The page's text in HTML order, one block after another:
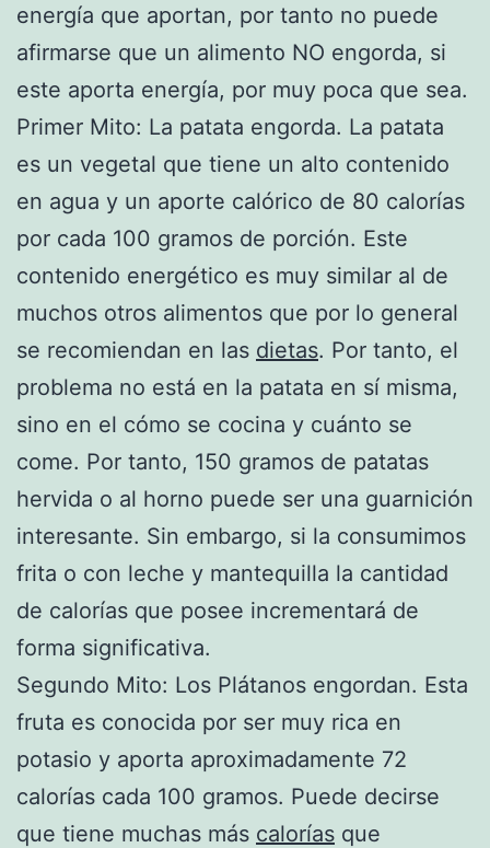
energía que aportan, por tanto no puede
afirmarse que un alimento NO engorda, si
este aporta energía, por muy poca que sea.
Primer Mito: La patata engorda. La patata
es un vegetal que tiene un alto contenido
en agua y un aporte calórico de 80 calorías
por cada 100 gramos de porción. Este
contenido energético es muy similar al de
muchos otros alimentos que por lo general
se recomiendan en las dietas. Por tanto, el
problema no está en la patata en sí misma,
sino en el cómo se cocina y cuánto se
come. Por tanto, 150 gramos de patatas
hervida o al horno puede ser una guarnición
interesante. Sin embargo, si la consumimos
frita o con leche y mantequilla la cantidad
de calorías que posee incrementará de
forma significativa.
Segundo Mito: Los Plátanos engordan. Esta
fruta es conocida por ser muy rica en
potasio y aporta aproximadamente 72
calorías cada 100 gramos. Puede decirse
que tiene muchas más calorías que